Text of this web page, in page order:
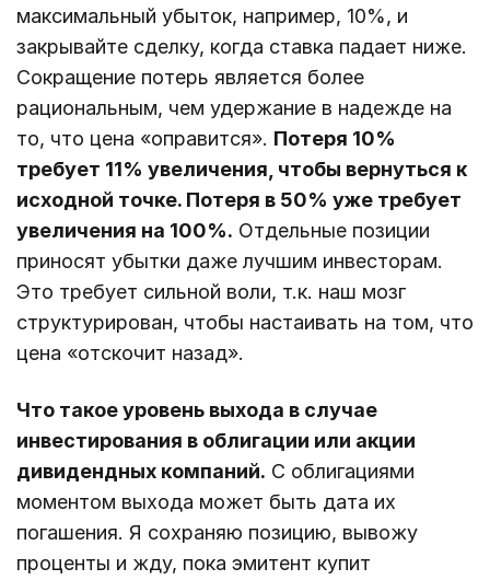
максимальный убыток, например, 10%, и
закрывайте сделку, когда ставка падает ниже.
Сокращение потерь является более
рациональным, чем удержание в надежде на
то, что цена «оправится». Потеря 10%
требует 11% увеличения, чтобы вернуться к
исходной точке. Потеря в 50% уже требует
увеличения на 100%. Отдельные позиции
приносят убытки даже лучшим инвесторам.
Это требует сильной воли, т.к. наш мозг
структурирован, чтобы настаивать на том, что
цена «отскочит назад».
Что такое уровень выхода в случае
инвестирования в облигации или акции
дивидендных компаний. С облигациями
моментом выхода может быть дата их
погашения. Я сохраняю позицию, вывожу
проценты и жду, пока эмитент купит